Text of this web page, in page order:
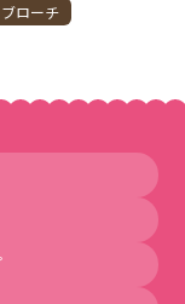
ブローチ